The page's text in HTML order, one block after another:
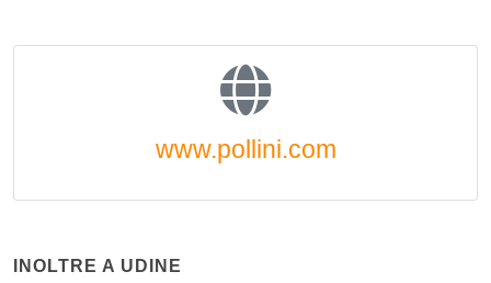
www.pollini.com
INOLTRE A UDINE